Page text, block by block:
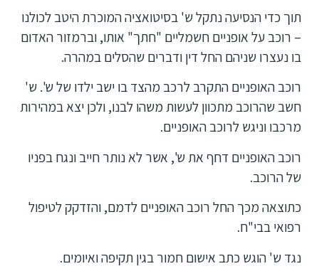
תוך כדי הנסיעה נתקל ש' בסיטואציה המוכרת היטב לכולנו
– רוכב על אופניים חשמליים "חתך" אותו, וברמזור האדום
בו נעצרו שניהם החל דין ודברים שהסלים במהרה.
רוכב האופניים התקרב לרכב מהצד בו ישב ילדו של ש'. ש'
חשב שהרוכב מתכוון לעשות משהו לבנו, ולכן יצא במהירות
מרכבו וניגש לרוכב האופניים.
רוכב האופניים דחף את ש', אשר לא נותר חייב ונגח בפניו
של הרוכב.
כתוצאה מכך החל רוכב האופניים לדמם, והזדקק לטיפול
רפואי בבי"ח.
נגד ש' הוגש כתב אישום חמור בגין תקיפה ואיומים.